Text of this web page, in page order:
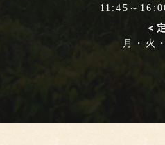
11:45～
＜
月・火